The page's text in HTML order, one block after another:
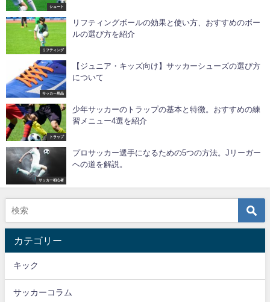
シュート
リフティング
リフティングボールの効果と使い方、おすすめのボー
ルの選び方を紹介
サッカー用品
【ジュニア・キッズ向け】サッカーシューズの選び方
について
トラップ
少年サッカーのトラップの基本と特徴。おすすめの練
習メニュー4選を紹介
サッカー初心者
プロサッカー選手になるための5つの方法。Jリーガー
への道を解説。
カテゴリー
キック
サッカーコラム